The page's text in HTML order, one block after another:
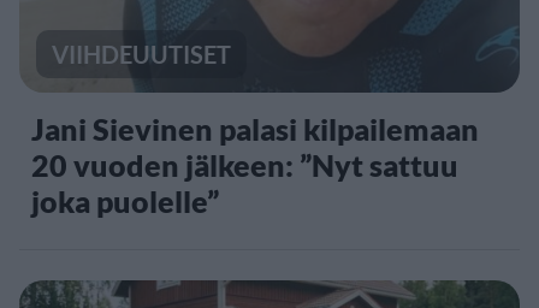
VIIHDEUUTISET
Jani Sievinen palasi kilpailemaan
20 vuoden jälkeen: ”Nyt sattuu
joka puolelle”